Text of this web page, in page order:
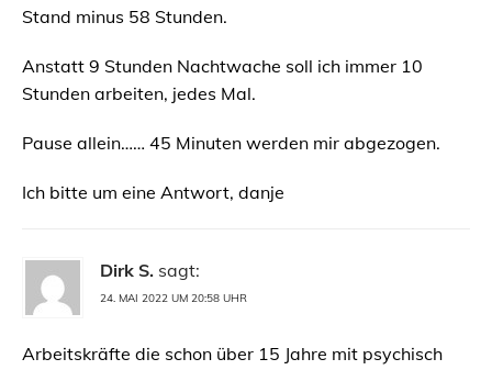
Stand minus 58 Stunden.
Anstatt 9 Stunden Nachtwache soll ich immer 10
Stunden arbeiten, jedes Mal.
Pause allein…… 45 Minuten werden mir abgezogen.
Ich bitte um eine Antwort, danje
Dirk S. sagt:
24. MAI 2022 UM 20:58 UHR
Arbeitskräfte die schon über 15 Jahre mit psychisch